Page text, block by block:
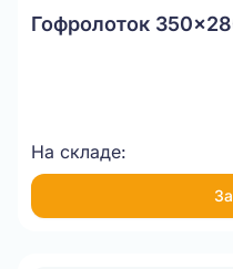
Гофролоток
На складе: